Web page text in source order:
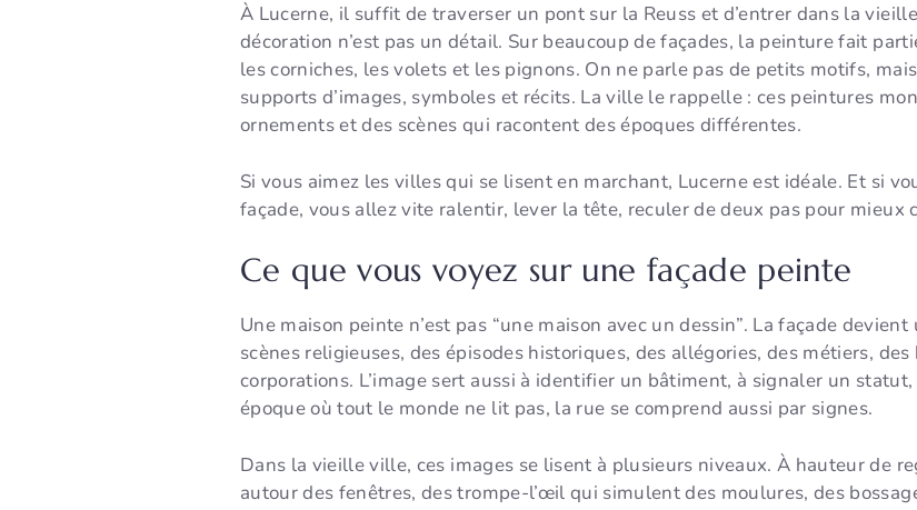
À Lucerne, il suffit de traverser un pont sur la Reuss et d’entrer dans la
décoration n’est pas un détail. Sur beaucoup de façades, la peinture fait
les corniches, les volets et les pignons. On ne parle pas de petits motifs,
supports d’images, symboles et récits. La ville le rappelle : ces peintures
ornements et des scènes qui racontent des époques différentes.
Si vous aimez les villes qui se lisent en marchant, Lucerne est idéale. Et si
façade, vous allez vite ralentir, lever la tête, reculer de deux pas pour mieux
Ce que vous voyez sur une façade peinte
Une maison peinte n’est pas “une maison avec un dessin”. La façade
scènes religieuses, des épisodes historiques, des allégories, des métiers,
corporations. L’image sert aussi à identifier un bâtiment, à signaler un
époque où tout le monde ne lit pas, la rue se comprend aussi par signes.
Dans la vieille ville, ces images se lisent à plusieurs niveaux. À hauteur de
autour des fenêtres, des trompe-l’œil qui simulent des moulures, des